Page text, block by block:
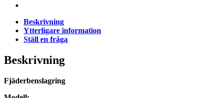
Beskrivning
Ytterligare information
Ställ en fråga
Beskrivning
Fjäderbenslagring